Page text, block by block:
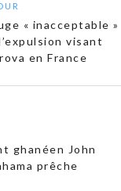
« inacceptable »
visant
en France
ghanéen John
prêche